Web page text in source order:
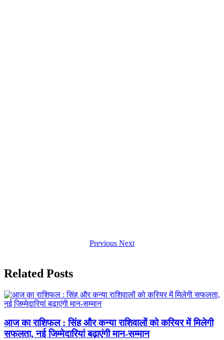
Previous Next
Related Posts
आज का राशिफल : सिंह और कन्या राशिवालों को करियर में मिलेगी
सफलता, नई जिम्मेदारियां बढ़ाएंगी मान-सम्मान